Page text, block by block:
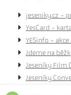
jeseniky.cz -
YesCard -
YESinfo -
Jdeme na
Jeseníky Film
Jeseníky